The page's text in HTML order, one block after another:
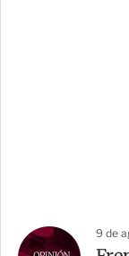
9 de